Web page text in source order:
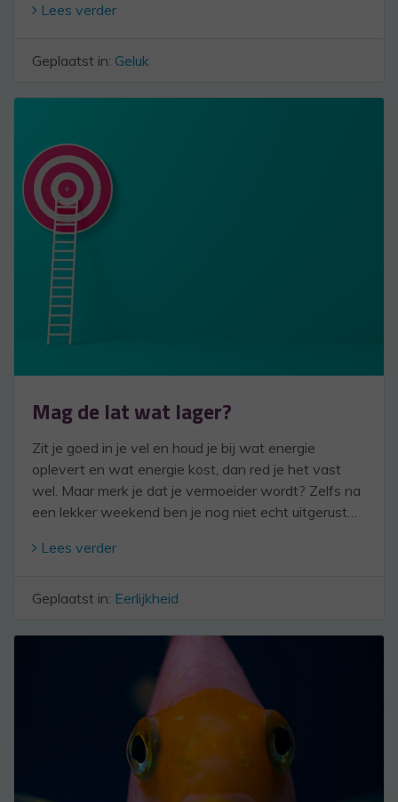
Lees verder
Geplaatst in: Geluk
Mag de lat wat lager?
Zit je goed in je vel en houd je bij wat energie
oplevert en wat energie kost, dan red je het vast
wel. Maar merk je dat je vermoeider wordt? Zelfs na
een lekker weekend ben je nog niet echt uitgerust…
Lees verder
Geplaatst in: Eerlijkheid